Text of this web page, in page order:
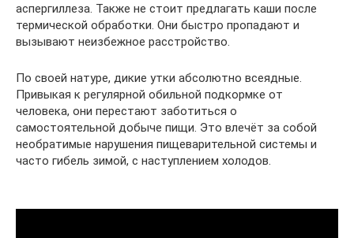
аспергиллеза. Также не стоит предлагать каши после
термической обработки. Они быстро пропадают и
вызывают неизбежное расстройство.
По своей натуре, дикие утки абсолютно всеядные.
Привыкая к регулярной обильной подкормке от
человека, они перестают заботиться о
самостоятельной добыче пищи. Это влечёт за собой
необратимые нарушения пищеварительной системы и
часто гибель зимой, с наступлением холодов.